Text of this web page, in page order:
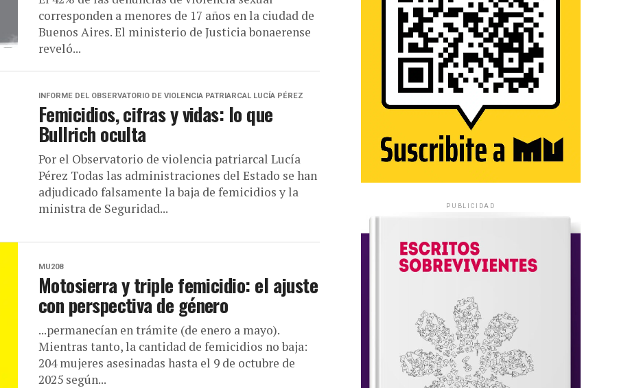
corresponden a menores de 17 años en la ciudad de
Buenos Aires. El ministerio de Justicia bonaerense
reveló...
INFORME DEL OBSERVATORIO DE VIOLENCIA PATRIARCAL LUCÍA PÉREZ
Femicidios, cifras y vidas: lo que
Bullrich oculta
Por el Observatorio de violencia patriarcal Lucía
Pérez Todas las administraciones del Estado se han
adjudicado falsamente la baja de femicidios y la
ministra de Seguridad...
MU208
Motosierra y triple femicidio: el ajuste
con perspectiva de género
...permanecían en trámite (de enero a mayo).
Mientras tanto, la cantidad de femicidios no baja:
204 mujeres asesinadas hasta el 9 de octubre de
2025 según...
PUBLICIDAD